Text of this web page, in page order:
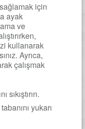
için
ayak
ve
kullanarak
Ayrıca,
çalışmak
sıkıştırın.
yukarı